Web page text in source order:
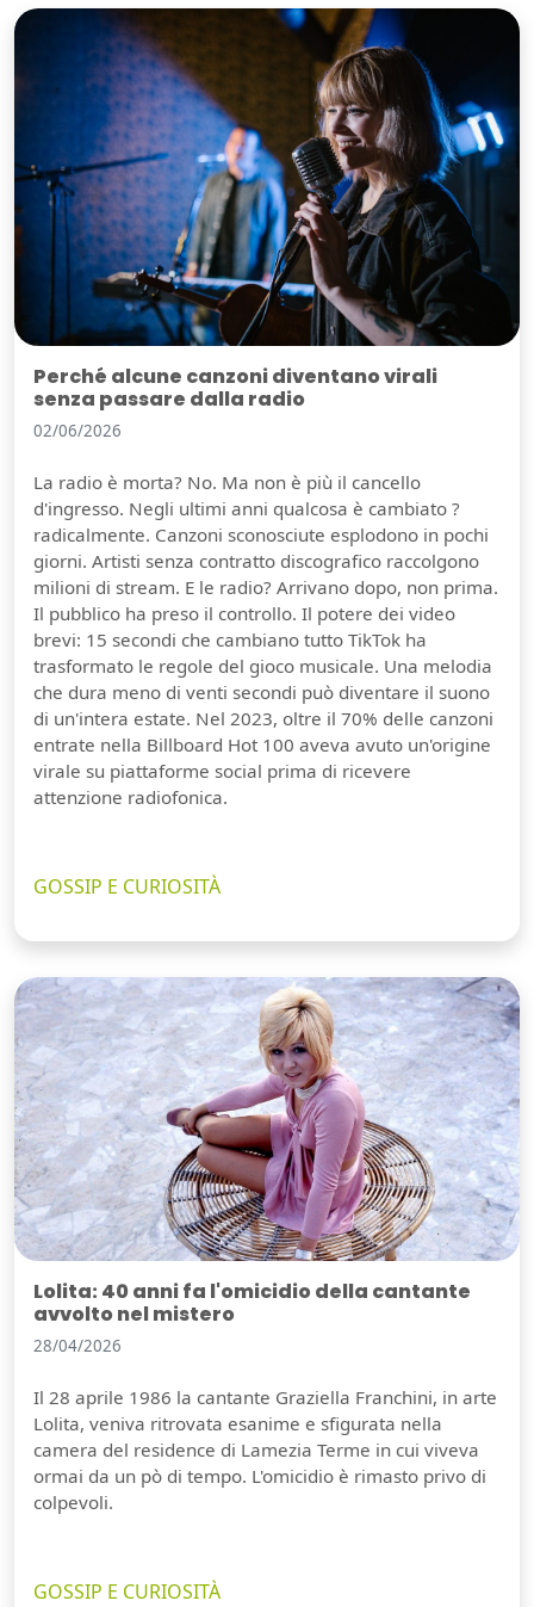
Perché alcune canzoni diventano virali
senza passare dalla radio
02/06/2026
La radio è morta? No. Ma non è più il cancello
d'ingresso. Negli ultimi anni qualcosa è cambiato ?
radicalmente. Canzoni sconosciute esplodono in pochi
giorni. Artisti senza contratto discografico raccolgono
milioni di stream. E le radio? Arrivano dopo, non prima.
Il pubblico ha preso il controllo. Il potere dei video
brevi: 15 secondi che cambiano tutto TikTok ha
trasformato le regole del gioco musicale. Una melodia
che dura meno di venti secondi può diventare il suono
di un'intera estate. Nel 2023, oltre il 70% delle canzoni
entrate nella Billboard Hot 100 aveva avuto un'origine
virale su piattaforme social prima di ricevere
attenzione radiofonica.
GOSSIP E CURIOSITÀ
Lolita: 40 anni fa l'omicidio della cantante
avvolto nel mistero
28/04/2026
Il 28 aprile 1986 la cantante Graziella Franchini, in arte
Lolita, veniva ritrovata esanime e sfigurata nella
camera del residence di Lamezia Terme in cui viveva
ormai da un pò di tempo. L'omicidio è rimasto privo di
colpevoli.
GOSSIP E CURIOSITÀ